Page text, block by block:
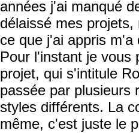
années j'ai manqué
délaissé mes
ce que j'ai appris m'a
Pour l'instant je vous
projet, qui s'intitule
passée par plusieurs
styles différents. La
même, c'est juste le